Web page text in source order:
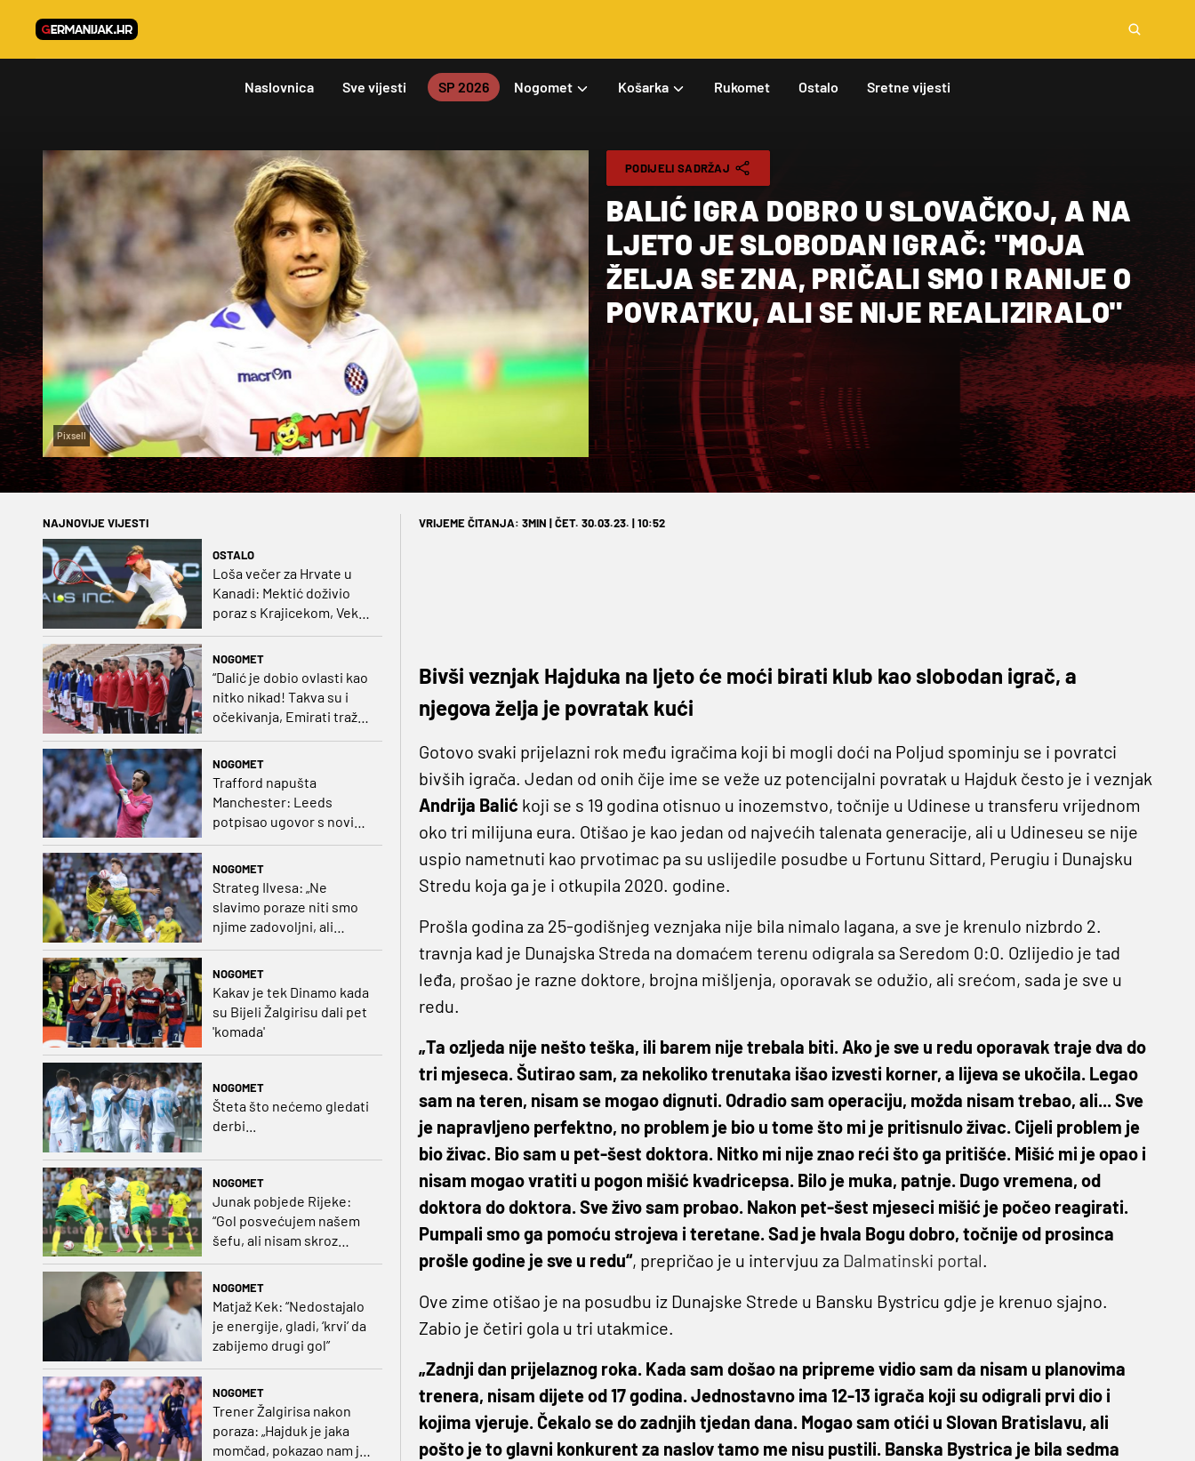
Naslovnica Sve vijesti SP 2026 Nogomet Košarka Rukomet Ostalo Sretne vijesti
Pixsell
PODIJELI SADRŽAJ
BALIĆ IGRA DOBRO U SLOVAČKOJ, A NA
LJETO JE SLOBODAN IGRAČ: "MOJA
ŽELJA SE ZNA, PRIČALI SMO I RANIJE O
POVRATKU, ALI SE NIJE REALIZIRALO"
NAJNOVIJE VIJESTI
OSTALO
Loša večer za Hrvate u
Kanadi: Mektić doživio
poraz s Krajicekom, Vekić
NOGOMET
“Dalić je dobio ovlasti kao
nitko nikad! Takva su i
očekivanja, Emirati traže
NOGOMET
Trafford napušta
Manchester: Leeds
potpisao ugovor s novim
golmanom i oborio
NOGOMET
Strateg Ilvesa: „Ne
slavimo poraze niti smo
njime zadovoljni, ali
možemo biti ponosni jer
NOGOMET
Kakav je tek Dinamo kada
su Bijeli Žalgirisu dali pet
'komada'
NOGOMET
Šteta što nećemo gledati
derbi...
NOGOMET
Junak pobjede Rijeke:
“Gol posvećujem našem
šefu, ali nisam skroz
zadovoljan, trebali smo
razlike”
NOGOMET
Matjaž Kek: “Nedostajalo
je energije, gladi, ‘krvi’ da
zabijemo drugi gol”
NOGOMET
Trener Žalgirisa nakon
poraza: „Hajduk je jaka
momčad, pokazao nam je
VRIJEME ČITANJA: 3MIN | ČET. 30.03.23. | 10:52
Bivši veznjak Hajduka na ljeto će moći birati klub kao slobodan igrač, a
njegova želja je povratak kući
Gotovo svaki prijelazni rok među igračima koji bi mogli doći na Poljud spominju se i povratci
bivših igrača. Jedan od onih čije ime se veže uz potencijalni povratak u Hajduk često je i veznjak
Andrija Balić koji se s 19 godina otisnuo u inozemstvo, točnije u Udinese u transferu vrijednom
oko tri milijuna eura. Otišao je kao jedan od najvećih talenata generacije, ali u Udineseu se nije
uspio nametnuti kao prvotimac pa su uslijedile posudbe u Fortunu Sittard, Perugiu i Dunajsku
Stredu koja ga je i otkupila 2020. godine.
Prošla godina za 25-godišnjeg veznjaka nije bila nimalo lagana, a sve je krenulo nizbrdo 2.
travnja kad je Dunajska Streda na domaćem terenu odigrala sa Seredom 0:0. Ozlijedio je tad
leđa, prošao je razne doktore, brojna mišljenja, oporavak se odužio, ali srećom, sada je sve u
redu.
„Ta ozljeda nije nešto teška, ili barem nije trebala biti. Ako je sve u redu oporavak traje dva do
tri mjeseca. Šutirao sam, za nekoliko trenutaka išao izvesti korner, a lijeva se ukočila. Legao
sam na teren, nisam se mogao dignuti. Odradio sam operaciju, možda nisam trebao, ali... Sve
je napravljeno perfektno, no problem je bio u tome što mi je pritisnulo živac. Cijeli problem je
bio živac. Bio sam u pet-šest doktora. Nitko mi nije znao reći što ga pritišće. Mišić mi je opao i
nisam mogao vratiti u pogon mišić kvadricepsa. Bilo je muka, patnje. Dugo vremena, od
doktora do doktora. Sve živo sam probao. Nakon pet-šest mjeseci mišić je počeo reagirati.
Pumpali smo ga pomoću strojeva i teretane. Sad je hvala Bogu dobro, točnije od prosinca
prošle godine je sve u redu“, prepričao je u intervjuu za Dalmatinski portal.
Ove zime otišao je na posudbu iz Dunajske Strede u Bansku Bystricu gdje je krenuo sjajno.
Zabio je četiri gola u tri utakmice.
„Zadnji dan prijelaznog roka. Kada sam došao na pripreme vidio sam da nisam u planovima
trenera, nisam dijete od 17 godina. Jednostavno ima 12-13 igrača koji su odigrali prvi dio i
kojima vjeruje. Čekalo se do zadnjih tjedan dana. Mogao sam otići u Slovan Bratislavu, ali
pošto je to glavni konkurent za naslov tamo me nisu pustili. Banska Bystrica je bila sedma